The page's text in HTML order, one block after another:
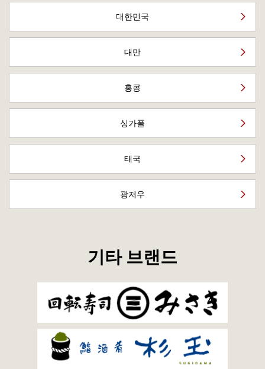
대한민국
대만
홍콩
싱가폴
태국
광저우
기타 브랜드